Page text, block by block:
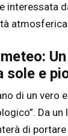
interessata
sole e
di un vero
Da un
di portare